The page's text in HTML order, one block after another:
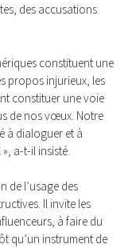
des accusations
constituent une
propos injurieux, les
constituer une voie
de nos vœux. Notre
à dialoguer et à
a-t-il insisté.
de l’usage des
Il invite les
à faire du
qu’un instrument de